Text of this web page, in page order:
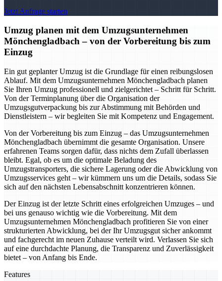
Jetzt Anfrage starten
Umzug planen mit dem Umzugsunternehmen
Mönchengladbach – von der Vorbereitung bis zum
Einzug
Ein gut geplanter Umzug ist die Grundlage für einen reibungslosen
Ablauf. Mit dem Umzugsunternehmen Mönchengladbach planen
Sie Ihren Umzug professionell und zielgerichtet – Schritt für Schritt.
Von der Terminplanung über die Organisation der
Umzugsgutverpackung bis zur Abstimmung mit Behörden und
Dienstleistern – wir begleiten Sie mit Kompetenz und Engagement.
Von der Vorbereitung bis zum Einzug – das Umzugsunternehmen
Mönchengladbach übernimmt die gesamte Organisation. Unsere
erfahrenen Teams sorgen dafür, dass nichts dem Zufall überlassen
bleibt. Egal, ob es um die optimale Beladung des
Umzugstransporters, die sichere Lagerung oder die Abwicklung von
Umzugsservices geht – wir kümmern uns um die Details, sodass Sie
sich auf den nächsten Lebensabschnitt konzentrieren können.
Der Einzug ist der letzte Schritt eines erfolgreichen Umzuges – und
bei uns genauso wichtig wie die Vorbereitung. Mit dem
Umzugsunternehmen Mönchengladbach profitieren Sie von einer
strukturierten Abwicklung, bei der Ihr Umzugsgut sicher ankommt
und fachgerecht im neuen Zuhause verteilt wird. Verlassen Sie sich
auf eine durchdachte Planung, die Transparenz und Zuverlässigkeit
bietet – von Anfang bis Ende.
Features